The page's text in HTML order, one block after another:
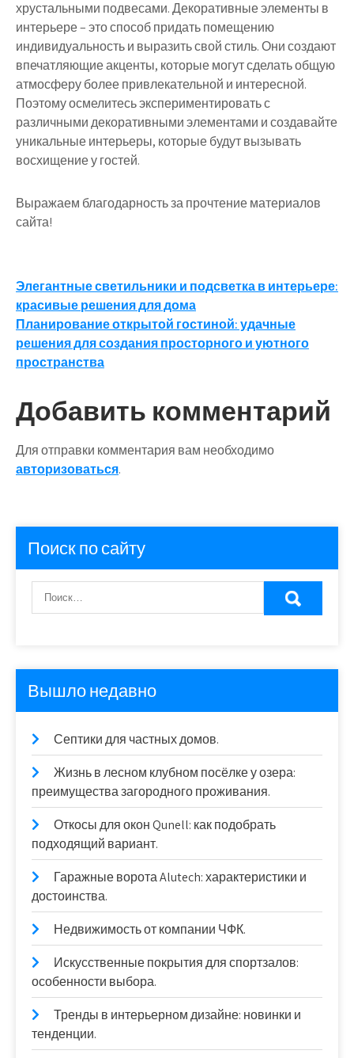
хрустальными подвесами. Декоративные элементы в
интерьере – это способ придать помещению
индивидуальность и выразить свой стиль. Они создают
впечатляющие акценты, которые могут сделать общую
атмосферу более привлекательной и интересной.
Поэтому осмелитесь экспериментировать с
различными декоративными элементами и создавайте
уникальные интерьеры, которые будут вызывать
восхищение у гостей.
Выражаем благодарность за прочтение материалов
сайта!
Навигация
по
записям
Элегантные светильники и подсветка в интерьере:
красивые решения для дома
Планирование открытой гостиной: удачные
решения для создания просторного и уютного
пространства
Добавить комментарий
Для отправки комментария вам необходимо
авторизоваться.
Поиск по сайту
Вышло недавно
Септики для частных домов.
Жизнь в лесном клубном посёлке у озера:
преимущества загородного проживания.
Откосы для окон Qunell: как подобрать
подходящий вариант.
Гаражные ворота Alutech: характеристики и
достоинства.
Недвижимость от компании ЧФК.
Искусственные покрытия для спортзалов:
особенности выбора.
Тренды в интерьерном дизайне: новинки и
тенденции.